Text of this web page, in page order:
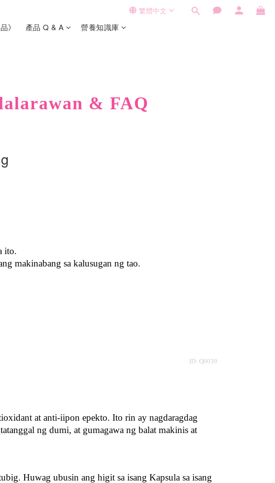
繁體中文
》 產品 Q & A 營養知識庫
& FAQ
ito.
makinabang sa kalusugan ng tao.
ID: Q0039
at anti-iipon epekto. Ito rin ay nagdaragdag
ng dumi, at gumagawa ng balat makinis at
Huwag ubusin ang higit sa isang Kapsula sa isang